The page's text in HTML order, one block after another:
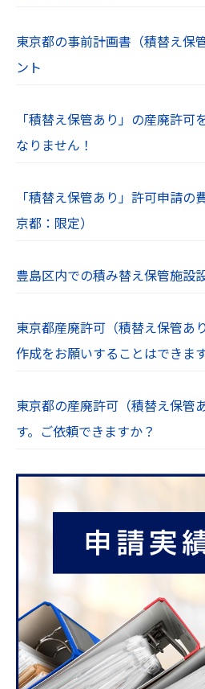
東京都の事前計画書（積替え保
ント
「積替え保管あり」の産廃許
なりません！
「積替え保管あり」許可申請
京都：限定）
豊島区内での積み替え保管施設
東京都産廃許可（積替え保管あ
作成をお願いすることはできま
東京都の産廃許可（積替え保管
す。ご依頼できますか？